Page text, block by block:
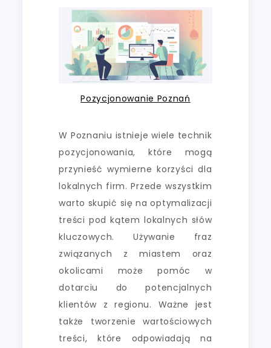
Pozycjonowanie Poznań
W Poznaniu istnieje wiele technik
pozycjonowania, które mogą
przynieść wymierne korzyści dla
lokalnych firm. Przede wszystkim
warto skupić się na optymalizacji
treści pod kątem lokalnych słów
kluczowych. Używanie fraz
związanych z miastem oraz
okolicami może pomóc w
dotarciu do potencjalnych
klientów z regionu. Ważne jest
także tworzenie wartościowych
treści, które odpowiadają na